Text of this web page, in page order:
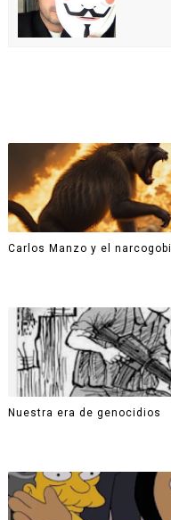
Carlos Manzo y el
Nuestra era de genocidios